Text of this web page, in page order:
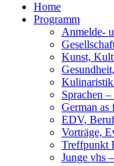
Home
Programm
Anmelde-
Kunst,
Sprachen
German as
EDV,
Vorträge,
Treffpunkt
Junge vhs